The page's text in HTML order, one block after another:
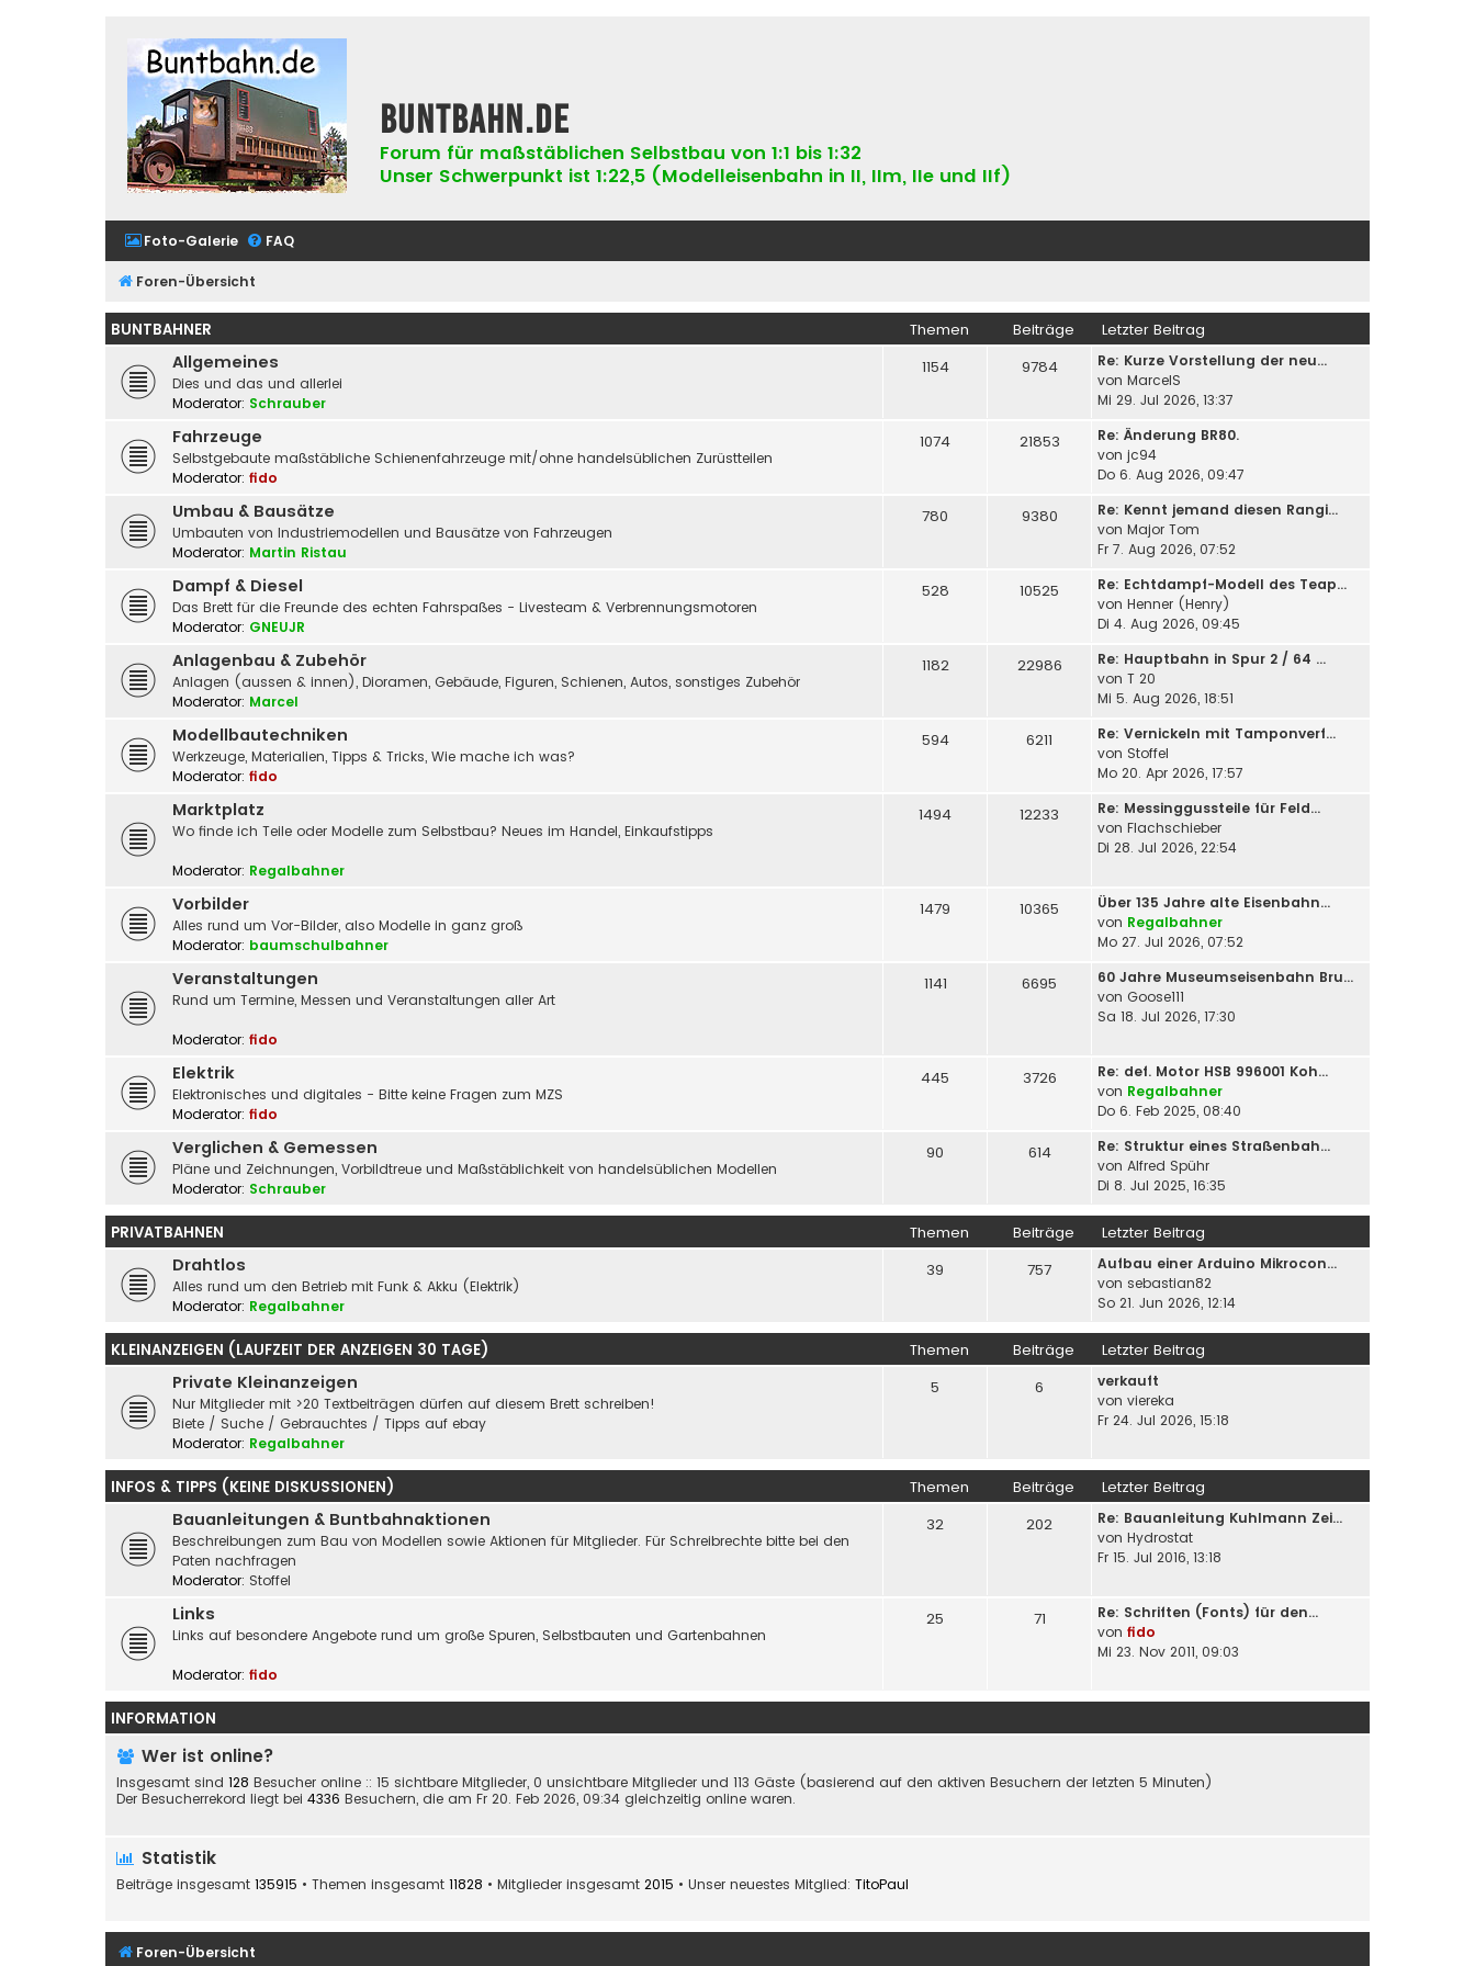
buntbahn.de
Forum für maßstäblichen Selbstbau von 1:1 bis 1:32
Unser Schwerpunkt ist 1:22,5 (Modelleisenbahn in II, IIm, IIe und IIf)
Foto-Galerie FAQ
Foren-Übersicht
BUNTBAHNER Themen Beiträge Letzter Beitrag
Allgemeines
Dies und das und allerlei
Moderator: Schrauber
1154 9784
Re: Kurze Vorstellung der neu…
von MarcelS
Mi 29. Jul 2026, 13:37
Fahrzeuge
Selbstgebaute maßstäbliche Schienenfahrzeuge mit/ohne handelsüblichen Zurüstteilen
Moderator: fido
1074 21853
Re: Änderung BR80.
von jc94
Do 6. Aug 2026, 09:47
Umbau & Bausätze
Umbauten von Industriemodellen und Bausätze von Fahrzeugen
Moderator: Martin Ristau
780 9380
Re: Kennt jemand diesen Rangi…
von Major Tom
Fr 7. Aug 2026, 07:52
Dampf & Diesel
Das Brett für die Freunde des echten Fahrspaßes - Livesteam & Verbrennungsmotoren
Moderator: GNEUJR
528 10525
Re: Echtdampf-Modell des Teap…
von Henner (Henry)
Di 4. Aug 2026, 09:45
Anlagenbau & Zubehör
Anlagen (aussen & innen), Dioramen, Gebäude, Figuren, Schienen, Autos, sonstiges Zubehör
Moderator: Marcel
1182 22986
Re: Hauptbahn in Spur 2 / 64 …
von T 20
Mi 5. Aug 2026, 18:51
Modellbautechniken
Werkzeuge, Materialien, Tipps & Tricks, Wie mache ich was?
Moderator: fido
594 6211
Re: Vernickeln mit Tamponverf…
von Stoffel
Mo 20. Apr 2026, 17:57
Marktplatz
Wo finde ich Teile oder Modelle zum Selbstbau? Neues im Handel, Einkaufstipps
Moderator: Regalbahner
1494 12233
Re: Messinggussteile für Feld…
von Flachschieber
Di 28. Jul 2026, 22:54
Vorbilder
Alles rund um Vor-Bilder, also Modelle in ganz groß
Moderator: baumschulbahner
1479 10365
Über 135 Jahre alte Eisenbahn…
von Regalbahner
Mo 27. Jul 2026, 07:52
Veranstaltungen
Rund um Termine, Messen und Veranstaltungen aller Art
Moderator: fido
1141 6695
60 Jahre Museumseisenbahn Bru…
von Goose111
Sa 18. Jul 2026, 17:30
Elektrik
Elektronisches und digitales - Bitte keine Fragen zum MZS
Moderator: fido
445 3726
Re: def. Motor HSB 996001 Koh…
von Regalbahner
Do 6. Feb 2025, 08:40
Verglichen & Gemessen
Pläne und Zeichnungen, Vorbildtreue und Maßstäblichkeit von handelsüblichen Modellen
Moderator: Schrauber
90 614
Re: Struktur eines Straßenbah…
von Alfred Spühr
Di 8. Jul 2025, 16:35
PRIVATBAHNEN Themen Beiträge Letzter Beitrag
Drahtlos
Alles rund um den Betrieb mit Funk & Akku (Elektrik)
Moderator: Regalbahner
39 757
Aufbau einer Arduino Mikrocon…
von sebastian82
So 21. Jun 2026, 12:14
KLEINANZEIGEN (LAUFZEIT DER ANZEIGEN 30 TAGE) Themen Beiträge Letzter Beitrag
Private Kleinanzeigen
Nur Mitglieder mit >20 Textbeiträgen dürfen auf diesem Brett schreiben!
Biete / Suche / Gebrauchtes / Tipps auf ebay
Moderator: Regalbahner
5 6
verkauft
von viereka
Fr 24. Jul 2026, 15:18
INFOS & TIPPS (KEINE DISKUSSIONEN) Themen Beiträge Letzter Beitrag
Bauanleitungen & Buntbahnaktionen
Beschreibungen zum Bau von Modellen sowie Aktionen für Mitglieder. Für Schreibrechte bitte bei den
Paten nachfragen
Moderator: Stoffel
32 202
Re: Bauanleitung Kuhlmann Zei…
von Hydrostat
Fr 15. Jul 2016, 13:18
Links
Links auf besondere Angebote rund um große Spuren, Selbstbauten und Gartenbahnen
Moderator: fido
25 71
Re: Schriften (Fonts) für den…
von fido
Mi 23. Nov 2011, 09:03
INFORMATION
Wer ist online?
Insgesamt sind 128 Besucher online :: 15 sichtbare Mitglieder, 0 unsichtbare Mitglieder und 113 Gäste (basierend auf den aktiven Besuchern der letzten 5 Minuten)
Der Besucherrekord liegt bei 4336 Besuchern, die am Fr 20. Feb 2026, 09:34 gleichzeitig online waren.
Statistik
Beiträge insgesamt 135915 • Themen insgesamt 11828 • Mitglieder insgesamt 2015 • Unser neuestes Mitglied: TitoPaul
Foren-Übersicht